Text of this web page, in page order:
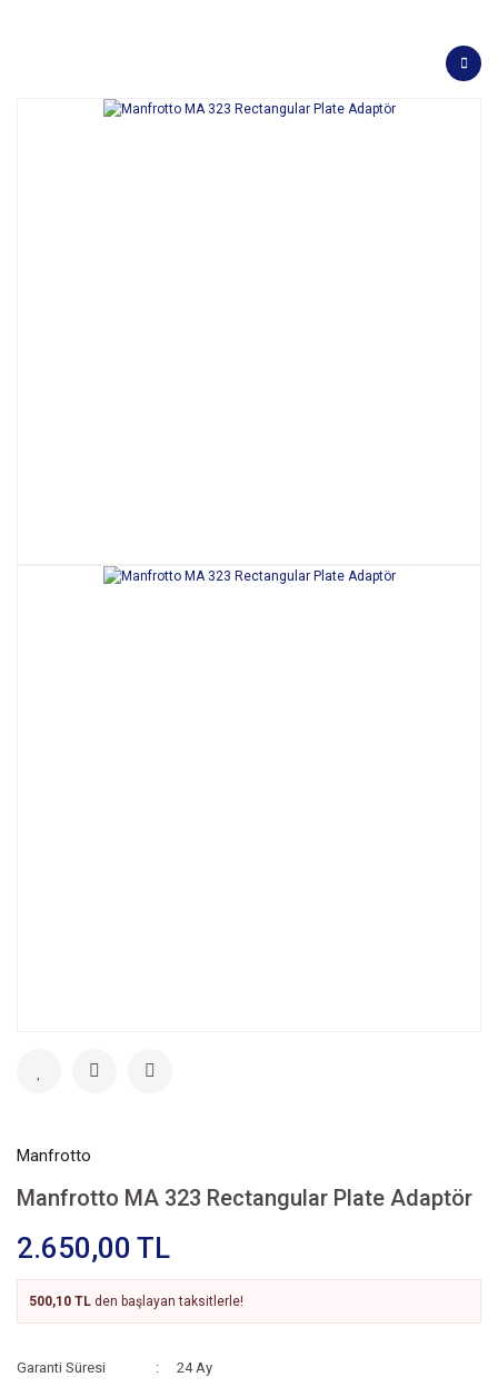
Manfrotto
Manfrotto MA 323 Rectangular Plate Adaptör
2.650,00 TL
500,10 TL den başlayan taksitlerle!
Garanti Süresi 24 Ay